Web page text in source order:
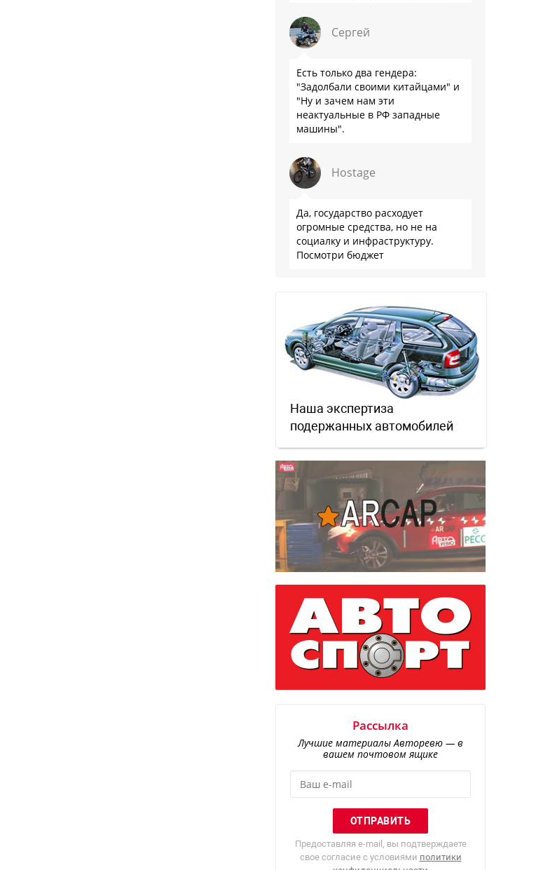
Сергей
Есть только два гендера:
"Задолбали своими китайцами" и
"Ну и зачем нам эти
неактуальные в РФ западные
машины".
Hostage
Да, государство расходует
огромные средства, но не на
социалку и инфраструктуру.
Посмотри бюджет
Наша экспертиза
подержанных автомобилей
Рассылка
Лучшие материалы Авторевю — в
вашем почтовом ящике
Предоставляя e-mail, вы подтверждаете
свое согласие с условиями политики